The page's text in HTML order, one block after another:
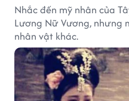
Nhắc đến mỹ nhân của
Lương Nữ Vương, nhưng
nhân vật khác.